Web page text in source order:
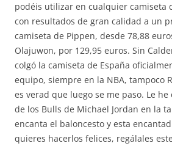
podéis utilizar en cualquier camiseta
con resultados de gran calidad a un
camiseta de Pippen, desde 78,88
Olajuwon, por 129,95 euros. Sin
colgó la camiseta de España
equipo, siempre en la NBA, tampoco
es verad que luego se me paso. Le
de los Bulls de Michael Jordan en la
encanta el baloncesto y esta
quieres hacerlos felices, regálales